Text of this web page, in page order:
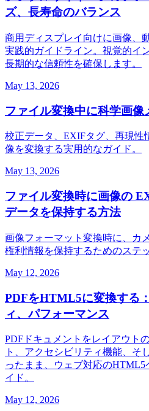
ズ、長寿命のバランス
商用ディスプレイ向けに画像、
実践的ガイドライン。視覚的イ
長期的な信頼性を確保します。
May 13, 2026
ファイル変換中に科学画
校正データ、EXIFタグ、再現性
像を変換する実用的なガイド。
May 13, 2026
ファイル変換時に画像の
データを保持する方法
画像フォーマット変換時に、カ
権利情報を保持するためのステ
May 12, 2026
PDFをHTML5に変換する
ィ、パフォーマンス
PDFドキュメントをレイアウト
ト、アクセシビリティ機能、そ
ったまま、ウェブ対応の
イド。
May 12, 2026